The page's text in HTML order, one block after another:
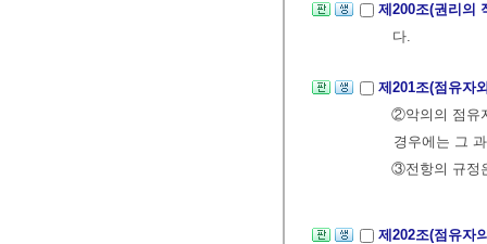
제200조(권리의
다.
제201조(점유자
②악의의 점유
경우에는 그
③전항의 규정
제202조(점유자